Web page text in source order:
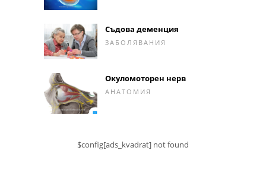
Съдова деменция
ЗАБОЛЯВАНИЯ
Окуломоторен нерв
АНАТОМИЯ
$config[ads_kvadrat] not found